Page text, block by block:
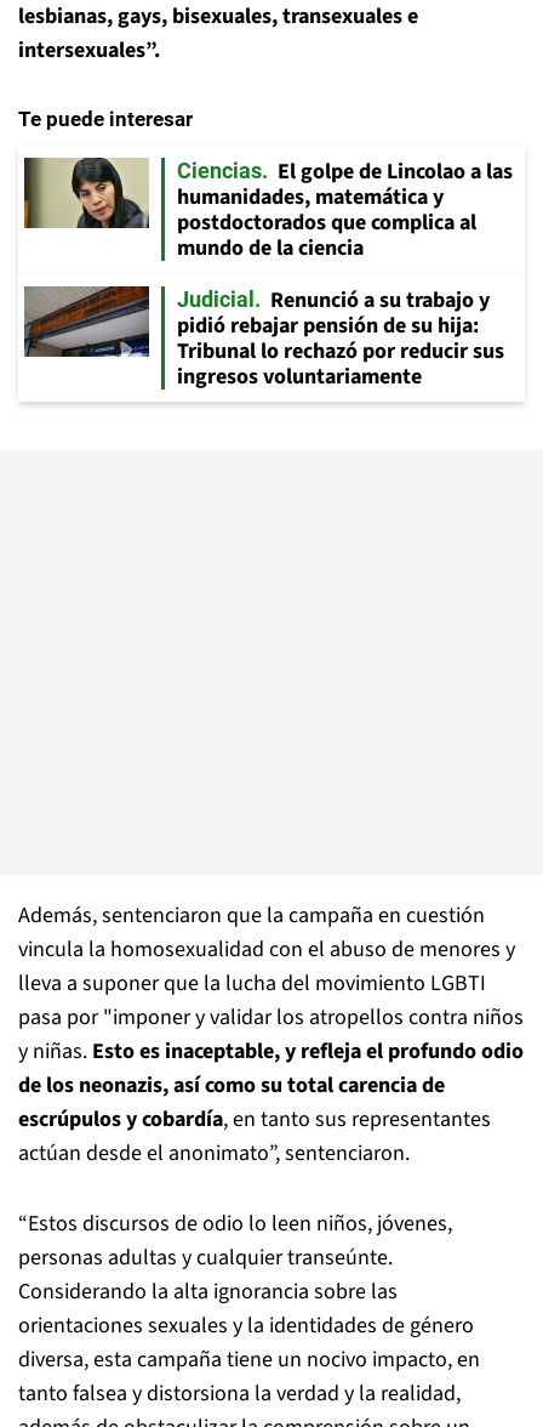
lesbianas, gays, bisexuales, transexuales e
intersexuales”.
Te puede interesar
Ciencias
El golpe de Lincolao a las
humanidades, matemática y
postdoctorados que complica al
mundo de la ciencia
Judicial
Renunció a su trabajo y
pidió rebajar pensión de su hija:
Tribunal lo rechazó por reducir sus
ingresos voluntariamente
Además, sentenciaron que la campaña en cuestión
vincula la homosexualidad con el abuso de menores y
lleva a suponer que la lucha del movimiento LGBTI
pasa por "imponer y validar los atropellos contra niños
y niñas. Esto es inaceptable, y refleja el profundo odio
de los neonazis, así como su total carencia de
escrúpulos y cobardía, en tanto sus representantes
actúan desde el anonimato”, sentenciaron.
“Estos discursos de odio lo leen niños, jóvenes,
personas adultas y cualquier transeúnte.
Considerando la alta ignorancia sobre las
orientaciones sexuales y la identidades de género
diversa, esta campaña tiene un nocivo impacto, en
tanto falsea y distorsiona la verdad y la realidad,